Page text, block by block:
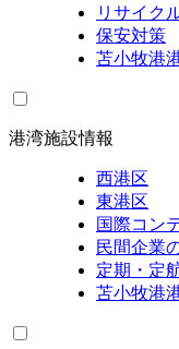
リサイク
保安対策
苫小牧港
港湾施設情報
西港区
東港区
国際コン
民間企業
定期・定
苫小牧港